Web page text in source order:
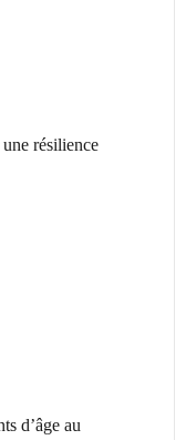
résilience
d’âge au